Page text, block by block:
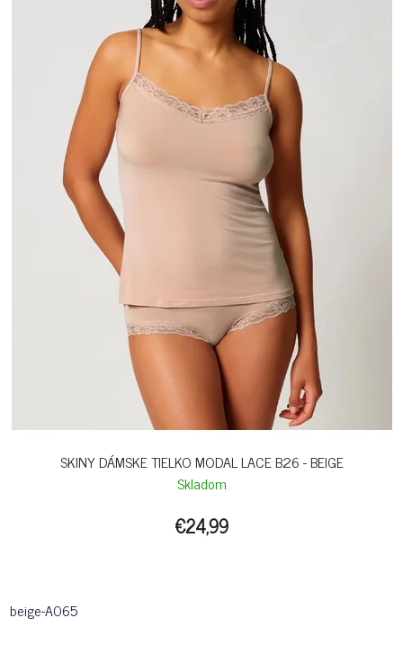
SKINY DÁMSKE TIELKO MODAL LACE B26 - BEIGE
Skladom
€24,99
beige-A065